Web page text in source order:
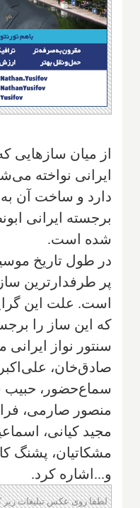
از میان سازهایی
ایرانی نواخته
دارد و ساخت آن
برجسته ایرانی
شده است.
در طول تاریخ
پر طرفدارترین
است. علت این
که این ساز را
سنتور نواز
صادق‌خان،
سماع‌حضور، حبیب
منصور صارمی،
مجید کیانی،
مشکاتیان، پشنگ
و...اشاره کرد.
لطفا روی عکس تبلیغات زیر